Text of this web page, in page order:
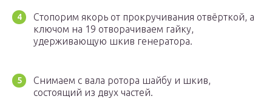
Стопорим якорь от прокручивания отвёрткой, а
ключом на 19 отворачиваем гайку,
удерживающую шкив генератора.
Снимаем с вала ротора шайбу и шкив,
состоящий из двух частей.